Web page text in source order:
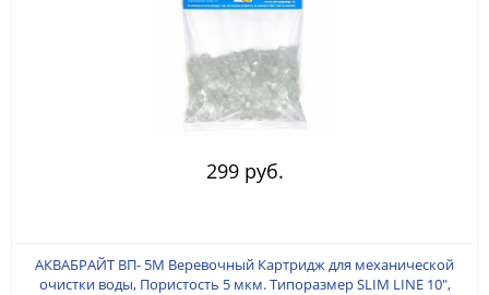
299 руб.
АКВАБРАЙТ ВП- 5M Веревочный Картридж для механической
очистки воды, Пористость 5 мкм. Типоразмер SLIM LINE 10",